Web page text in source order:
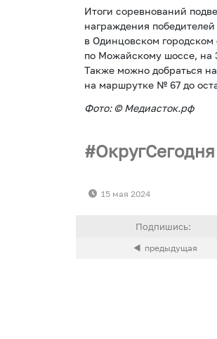
Итоги соревнований
награждения
в Одинцовском городском
по Можайскому шоссе, на
Также можно добраться
на маршрутке № 67 до
Фото: © Медиасток.рф
ОкругСегодня
15 мая 2024